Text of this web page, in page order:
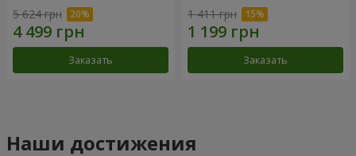
5 624 грн
Заказать
1 411 грн
Заказать
Наши достижения